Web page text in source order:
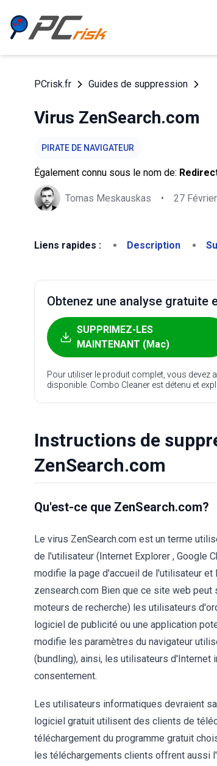
PCrisk.fr Guides de suppression
Virus ZenSearch.com
PIRATE DE NAVIGATEUR
Également connu sous le nom de:
Tomas Meskauskas • 27
Liens rapides : Description
Obtenez une analyse
SUPPRIMEZ-LES
MAINTENANT (Mac)
Pour utiliser le produit complet, vous devez
disponible. Combo Cleaner est détenu et
Instructions de
ZenSearch.com
Qu'est-ce que ZenSearch.com?
Le virus ZenSearch.com est un terme
de l'utilisateur (Internet Explorer , Google
modifie la page d'accueil de l'utilisateur et
zensearch.com Bien que ce site web
moteurs de recherche) les utilisateurs
logiciel de publicité ou une application
modifie les paramètres du navigateur
(bundling), ainsi, les utilisateurs
consentement.
Les utilisateurs informatiques devraient
logiciel gratuit utilisent des clients de
téléchargement du programme gratuit
les téléchargements clients offrent aussi